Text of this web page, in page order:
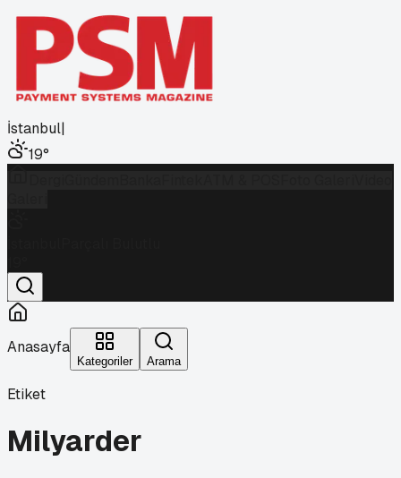
İstanbul|
19°
Anasayfa
Kategoriler Arama
Etiket
Milyarder